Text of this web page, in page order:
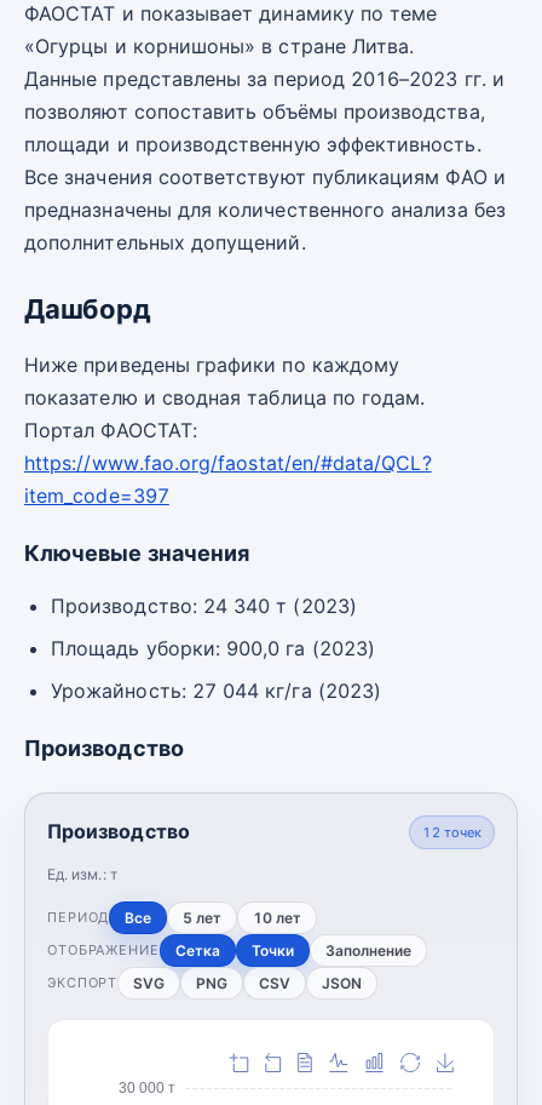
ФАОСТАТ и показывает динамику по теме
«Огурцы и корнишоны» в стране Литва.
Данные представлены за период 2016–2023 гг. и
позволяют сопоставить объёмы производства,
площади и производственную эффективность.
Все значения соответствуют публикациям ФАО и
предназначены для количественного анализа без
дополнительных допущений.
Дашборд
Ниже приведены графики по каждому
показателю и сводная таблица по годам.
Портал ФАОСТАТ:
https://www.fao.org/faostat/en/#data/QCL?
item_code=397
Ключевые значения
Производство: 24 340 т (2023)
Площадь уборки: 900,0 га (2023)
Урожайность: 27 044 кг/га (2023)
Производство
Производство
Ед. изм.: т
12 точек
ПЕРИОД Все 5 лет 10 лет
ОТОБРАЖЕНИЕ Сетка Точки Заполнение
ЭКСПОРТ SVG PNG CSV JSON
30 000 т